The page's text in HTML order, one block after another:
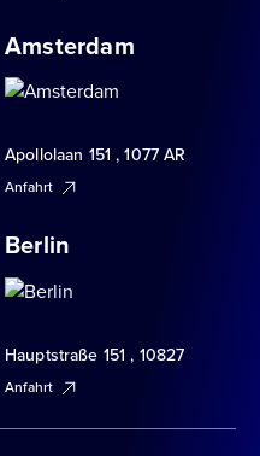
Amsterdam
Apollolaan 151 , 1077 AR
Anfahrt
Berlin
Hauptstraße 151 , 10827
Anfahrt